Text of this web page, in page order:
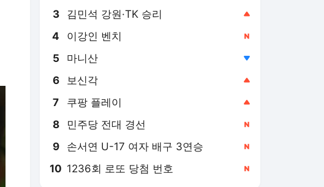
3 김민석 강원·TK 승리
4 이강인 벤치
5 마니산
6 보신각
7 쿠팡 플레이
8 민주당 전대 경선
9 손서연 U-17 여자 배구 3연승
10 1236회 로또 당첨 번호